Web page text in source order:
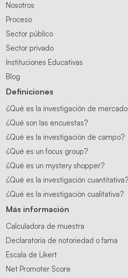
Nosotros
Proceso
Sector público
Sector privado
Instituciones Educativas
Blog
Definiciones
¿Qué es la investigación de
¿Qué son las encuestas?
¿Qué es la investigación de campo?
¿Qué es un focus group?
¿Qué es un mystery shopper?
¿Qué es la investigación cuantitativa?
¿Qué es la investigación cualitativa?
Más información
Calculadora de muestra
Declaratoria de notoriedad o fama
Escala de Likert
Net Promoter Score